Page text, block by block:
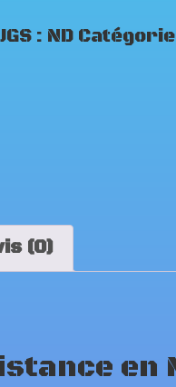
: ND
(0)
en